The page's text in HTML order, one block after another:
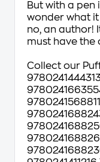
But with a pen
wonder what
no, an author!
must have the
Collect our